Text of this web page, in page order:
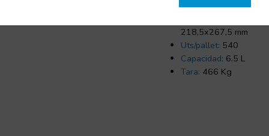
7506206110
218,5x267,5 mm
Uts/pallet: 540
Capacidad: 6.5 L
Tara: 466 Kg